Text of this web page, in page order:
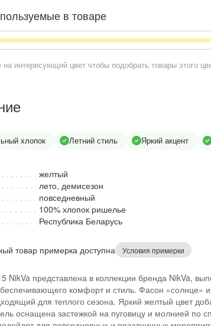
в товаре
на интересующий цвет чтобы подобрать товары этого
хлопок Летний стиль Яркий акцент
желтый
лето, демисезон
повседневный
100% хлопок ришелье
Республика Беларусь
товар примерка доступна Условия примерки
NikVa представлена в коллекции бренда NikVa,
комфорт и стиль. Фасон «солнце»
для теплого сезона. Яркий желтый цвет
оснащена застежкой на пуговицу и молнией по